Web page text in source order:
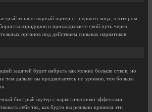
тошнотворный шутер от первого лица, в котором
коридоров и прокладываете свой путь через
органов под действием сильных наркотиков.
задачей будет набрать как можно больше очков, но
чем дальше вы продвигаетесь по уровню, тем больше
быстрый шутер с наркотическими эффектами,
себя так, как будто вы реально приняли эти